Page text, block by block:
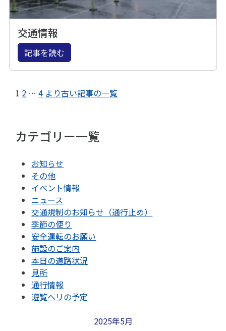
交通情報
記事を読む
1 2 … 4 より古い記事の一覧
カテゴリー一覧
お知らせ
その他
イベント情報
ニュース
交通規制のお知らせ（通行止め）
季節の便り
安全運転のお願い
施設のご案内
本日の道路状況
見所
通行情報
遊覧ヘリの予定
2025年5月